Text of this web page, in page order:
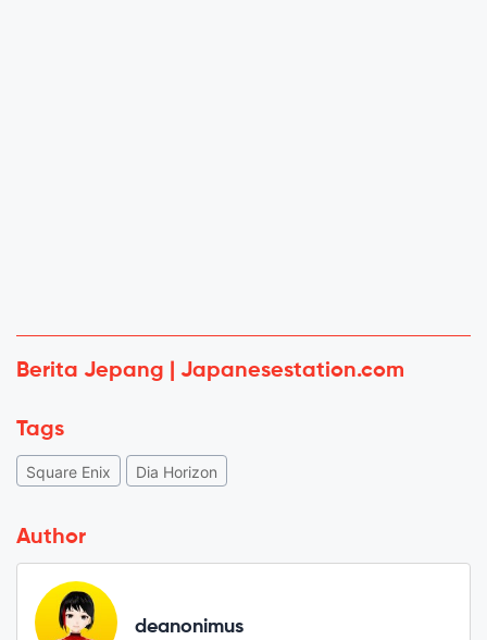
Berita Jepang | Japanesestation.com
Tags
Square Enix Dia Horizon
Author
deanonimus